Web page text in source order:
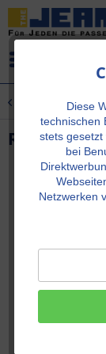
Diese
technischen
stets gesetzt
bei
Netzwerken
Übersicht
ROSE Dark